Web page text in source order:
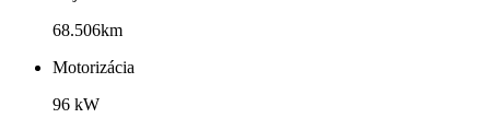
68.506km
Motorizácia
96 kW